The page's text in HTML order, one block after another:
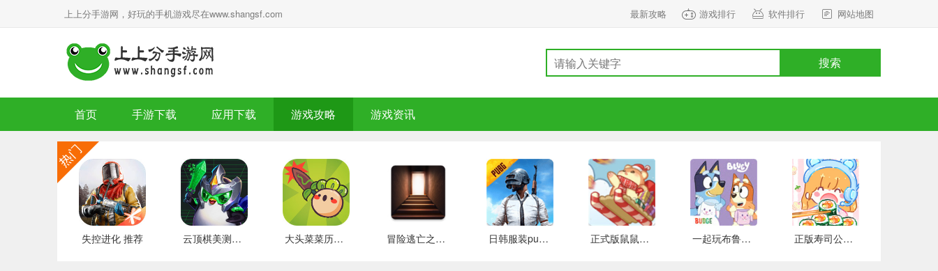
上上分手游网，好玩的手机游戏尽在www.shangsf.com 最新攻略 游戏排行 软件排行 网站地图
搜索
首页 手游下载 应用下载 游戏攻略 游戏资讯
失控进化 推荐 云顶棋美测服 最新版 大头菜菜历险记 好玩的 冒险逃亡之谜 推荐 日韩服装pubg 好玩的 正式版鼠鼠百货物语 安卓版 一起玩布鲁伊吧 手游下载 正版寿司公园 安卓版